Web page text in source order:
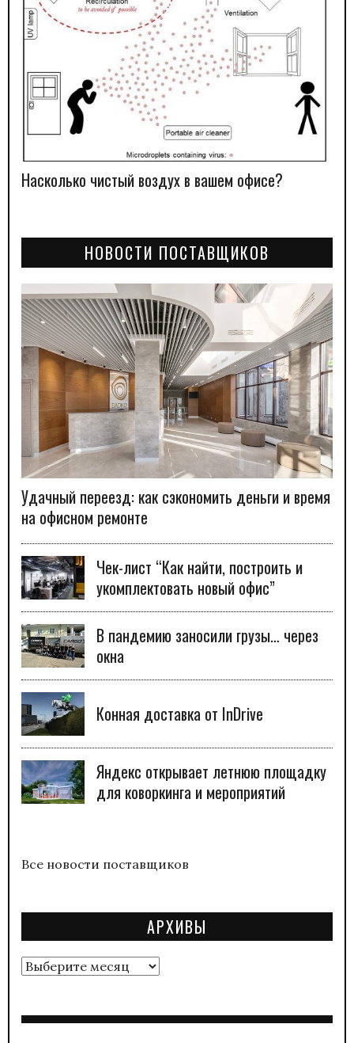
Насколько чистый воздух в вашем офисе?
НОВОСТИ ПОСТАВЩИКОВ
Удачный переезд: как сэкономить деньги и время
на офисном ремонте
Чек-лист “Как найти, построить и
укомплектовать новый офис”
В пандемию заносили грузы… через
окна
Конная доставка от InDrive
Яндекс открывает летнюю площадку
для коворкинга и мероприятий
Все новости поставщиков
АРХИВЫ
Архивы